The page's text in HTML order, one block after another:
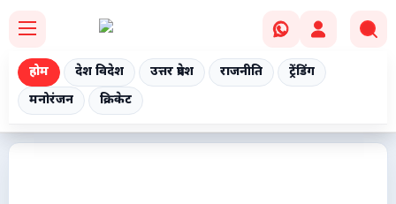
होम देश विदेश उत्तर प्रदेश राजनीति
ट्रेंडिंग
मनोरंजन
क्रिकेट